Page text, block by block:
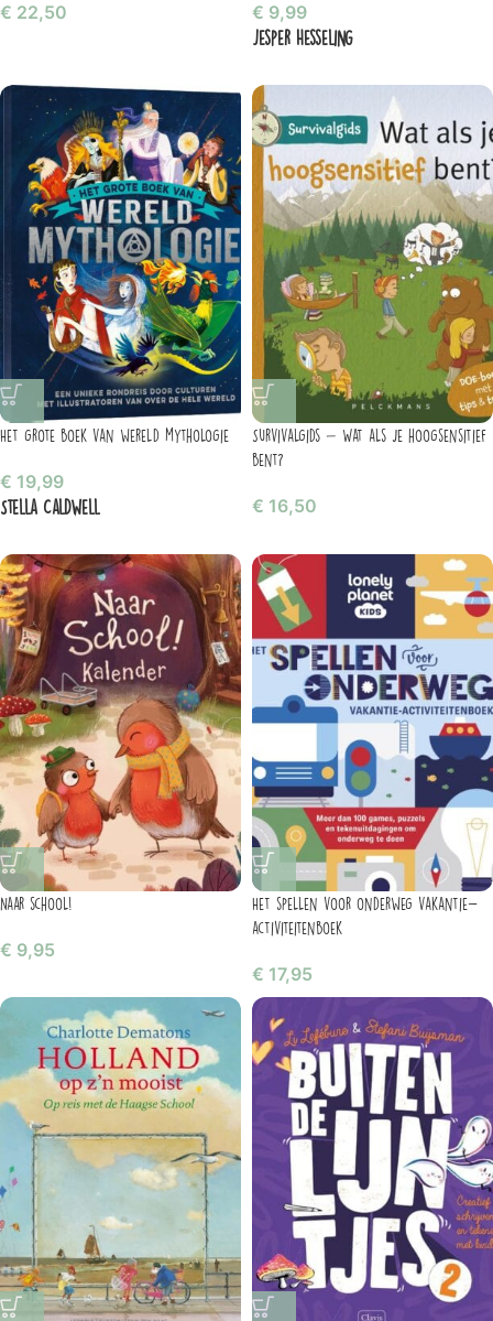
€ 22,50 € 9,99
Jesper Hesseling
Het grote boek van wereld mythologie
€ 19,99
Stella Caldwell
Survivalgids – Wat als je hoogsensitief
bent?
€ 16,50
Naar school!
€ 9,95
Het spellen voor onderweg vakantie-
activiteitenboek
€ 17,95